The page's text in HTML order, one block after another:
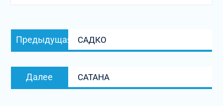
Навигация
по
Предыдущая
запись:
САДКО
Далее
запись:
САТАНА